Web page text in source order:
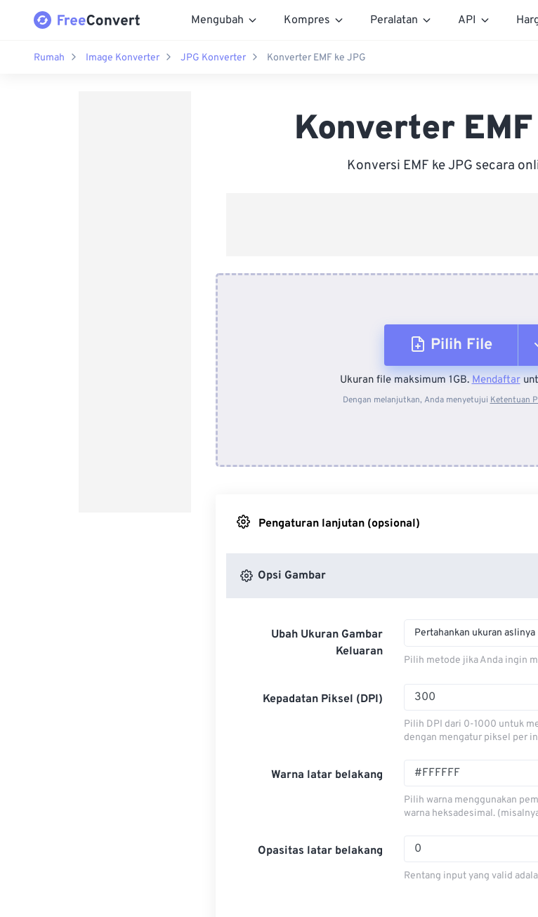
Mengubah Kompres Peralatan API
Rumah Image Konverter JPG Konverter Konverter EMF ke JPG
Konverter EMF
Konversi EMF ke JPG secara
Pilih File
Dari Perangkat
Ukuran file maksimum 1GB.Mendaftar
Dengan melanjutkan, Anda menyetujui Ketentuan
Pengaturan lanjutan (opsional)
Opsi Gambar
Ubah Ukuran Gambar
Keluaran
Pertahankan ukuran aslinya
Pilih metode jika Anda ingin
Kepadatan Piksel (DPI)
Pilih DPI dari 0-1000 untuk
dengan mengatur piksel per
Warna latar belakang
Pilih warna menggunakan
warna heksadesimal.
Opasitas latar belakang
Rentang input yang valid